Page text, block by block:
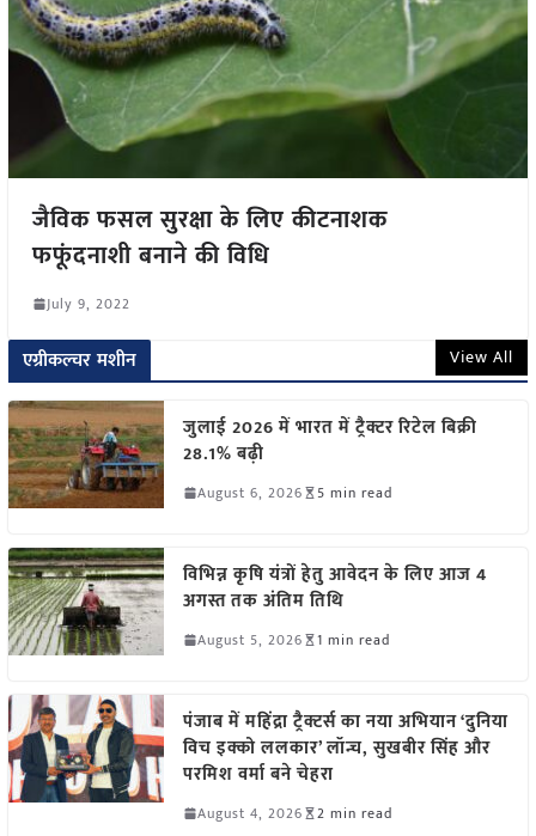
जैविक फसल सुरक्षा के लिए कीटनाशक
फफूंदनाशी बनाने की विधि
July 9, 2022
एग्रीकल्चर मशीन View All
जुलाई 2026 में भारत में ट्रैक्टर रिटेल बिक्री
28.1% बढ़ी
August 6, 2026 5 min read
विभिन्न कृषि यंत्रों हेतु आवेदन के लिए आज 4
अगस्त तक अंतिम तिथि
August 5, 2026 1 min read
पंजाब में महिंद्रा ट्रैक्टर्स का नया अभियान ‘दुनिया
विच इक्को ललकार’ लॉन्च, सुखबीर सिंह और
परमिश वर्मा बने चेहरा
August 4, 2026 2 min read